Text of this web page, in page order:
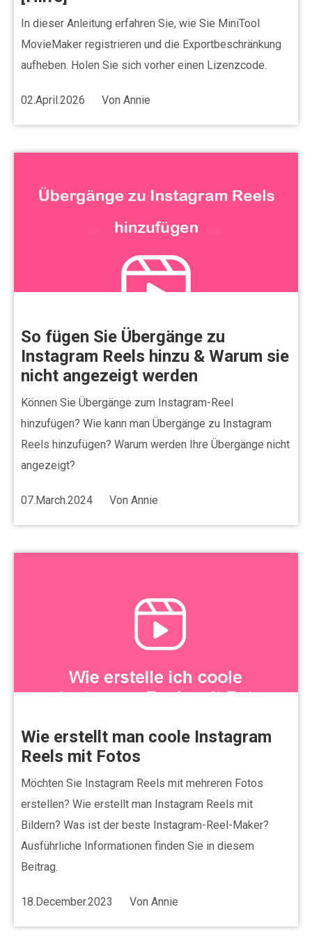
In dieser Anleitung erfahren Sie, wie Sie MiniTool
MovieMaker registrieren und die Exportbeschränkung
aufheben. Holen Sie sich vorher einen Lizenzcode.
02.April.2026 Von Annie
So fügen Sie Übergänge zu
Instagram Reels hinzu & Warum sie
nicht angezeigt werden
Können Sie Übergänge zum Instagram-Reel
hinzufügen? Wie kann man Übergänge zu Instagram
Reels hinzufügen? Warum werden Ihre Übergänge nicht
angezeigt?
07.March.2024 Von Annie
Wie erstellt man coole Instagram
Reels mit Fotos
Möchten Sie Instagram Reels mit mehreren Fotos
erstellen? Wie erstellt man Instagram Reels mit
Bildern? Was ist der beste Instagram-Reel-Maker?
Ausführliche Informationen finden Sie in diesem
Beitrag.
18.December.2023 Von Annie